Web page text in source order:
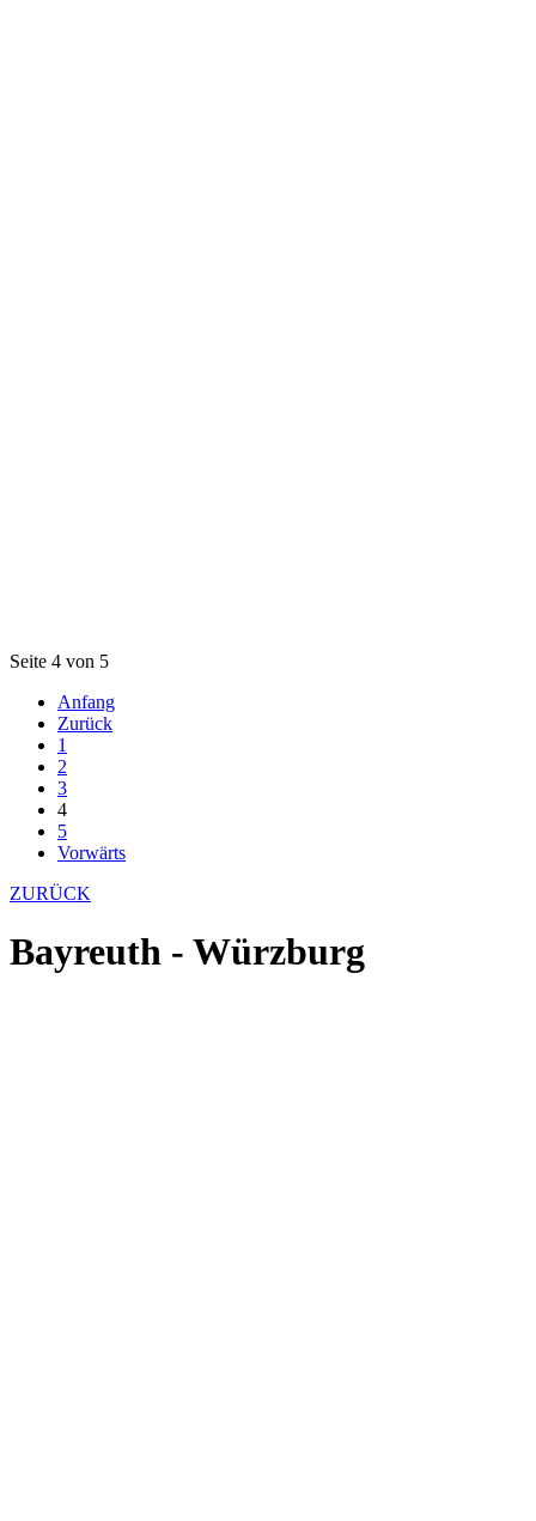
Seite 4 von 5
Anfang
Zurück
1
2
3
4
5
Vorwärts
ZURÜCK
Bayreuth - Würzburg